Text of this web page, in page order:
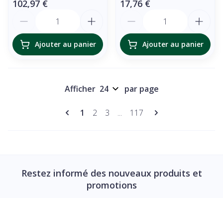
102,97 €
Ajouter au panier
17,76 €
Ajouter au panier
Pages
Vous lisez actuellement la page
1 Page
2 Page
3 ... Page
117
Afficher par page
Restez informé des nouveaux produits et
promotions